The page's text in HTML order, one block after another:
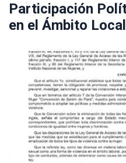
Participación
en el Ámbito